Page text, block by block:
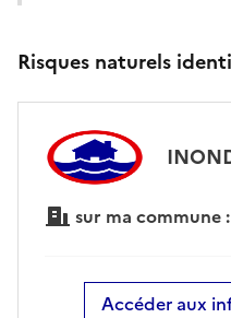
Risques naturels
sur ma commune :
Accéder aux